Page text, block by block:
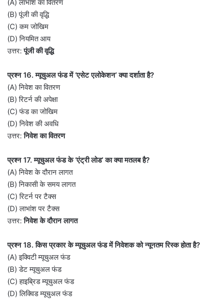
(A) लाभांश का वितरण
(B) पूंजी की वृद्धि
(C) कम जोखिम
(D) नियमित आय
उत्तर:पूंजी की वृद्धि
प्रश्न 16. म्यूचुअल फंड में ‘एसेट एलोकेशन’ क्या दर्शाता है?
(A) निवेश का वितरण
(B) रिटर्न की अपेक्षा
(C) फंड का जोखिम
(D) निवेश की अवधि
उत्तर:निवेश का वितरण
प्रश्न 17. म्यूचुअल फंड के ‘एंट्री लोड’ का क्या मतलब है?
(A) निवेश के दौरान लागत
(B) निकासी के समय लागत
(C) रिटर्न पर टैक्स
(D) लाभांश पर टैक्स
उत्तर:निवेश के दौरान लागत
प्रश्न 18. किस प्रकार के म्यूचुअल फंड में निवेशक को न्यूनतम रिस्क होता है?
(A) इक्विटी म्यूचुअल फंड
(B) डेट म्यूचुअल फंड
(C) हाइब्रिड म्यूचुअल फंड
(D) लिक्विड म्यूचुअल फंड